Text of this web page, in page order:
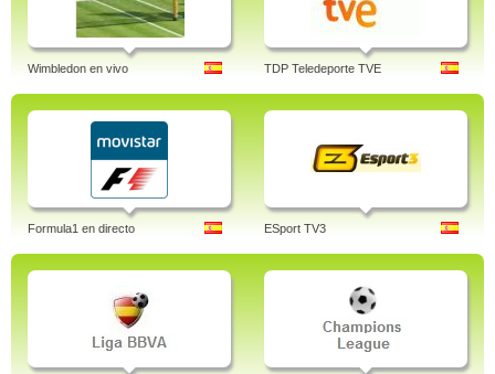
Wimbledon en vivo TDP Teledeporte TVE
Formula1 en directo ESport TV3